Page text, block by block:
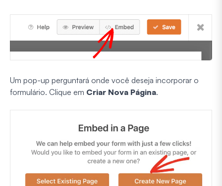
Um pop-up perguntará onde você deseja incorporar o
formulário. Clique em Criar Nova Página.